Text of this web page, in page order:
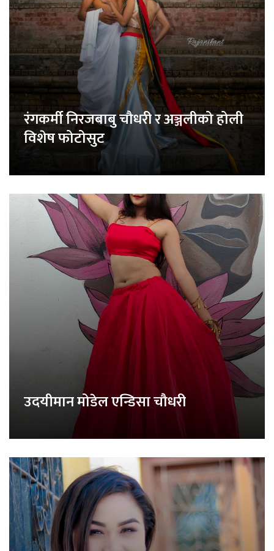
रंगकर्मी निरजबाबु चौधरी र अञ्जलीको होली
विशेष फोटोसुट
उदयीमान मोडेल एन्डिसा चौधरी